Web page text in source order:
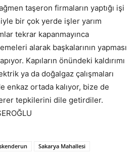
taşeron firmaların yaptığı işi
bir çok yerde işler yarım
tekrar kapanmayınca
alarak başkalarının yapması
Kapıların önündeki kaldırımı
ya da doğalgaz çalışmaları
enkaz ortada kalıyor, bize de
tepkilerini dile getirdiler.
Sakarya Mahallesi